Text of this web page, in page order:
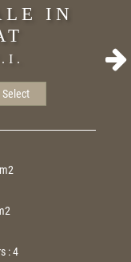
IN
Select
: 4